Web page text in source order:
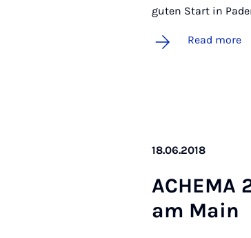
guten Start in
Read more
18.06.2018
ACHEMA
am Main